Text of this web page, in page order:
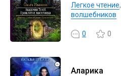
Легкое чтение,
волшебников
0 0
Аларика